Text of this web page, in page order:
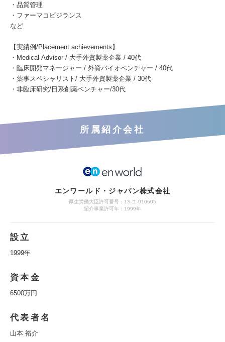
・品質管理
・ファーマコビジランス
など
【実績例/Placement achievements】
・Medical Advisor / 大手外資製薬企業 / 40代
・臨床開発マネージャー / 外資バイオベンチャー / 40代
・薬事スペシャリスト/ 大手外資製薬企業 / 30代
・非臨床研究/日系創薬ベンチャー/30代
所属紹介会社
エンワールド・ジャパン株式会社
厚生労働大臣許可番号：13-ユ-010605
紹介事業許可年：1999年
設立
1999年
資本金
6500万円
代表者名
山本 裕介